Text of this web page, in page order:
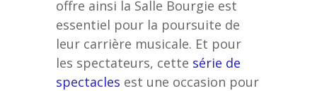
offre ainsi la Salle Bourgie est
essentiel pour la poursuite de
leur carrière musicale. Et pour
les spectateurs, cette série de
spectacles est une occasion pour